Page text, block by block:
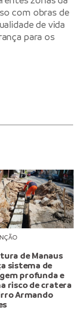
com obras de
de vida
para os
de Manaus
sistema de
profunda e
risco de cratera
Armando